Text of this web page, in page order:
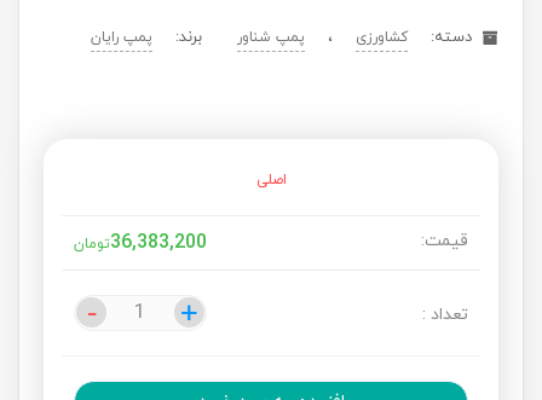
دسته: کشاورزی ، پمپ شناور برند: پمپ رایان
اصلی
قیمت: 36,383,200تومان
تعداد : +
- +
-